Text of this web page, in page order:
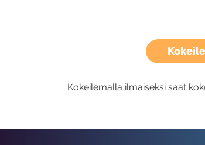
Kokeilemalla ilmaiseksi saat